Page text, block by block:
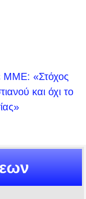
ΜΜΕ: «Στόχος
και όχι το